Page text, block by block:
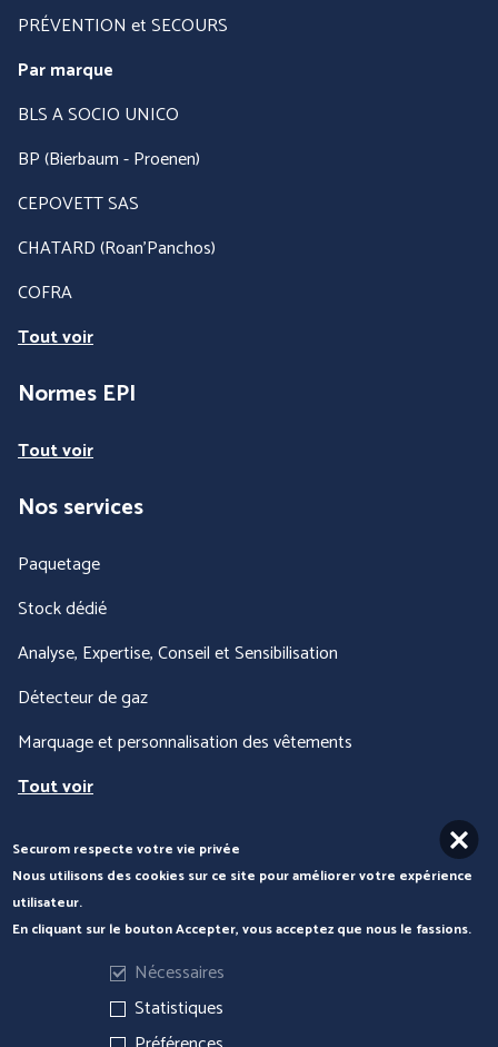
PRÉVENTION et SECOURS
Par marque
BLS A SOCIO UNICO
BP (Bierbaum - Proenen)
CEPOVETT SAS
CHATARD (Roan'Panchos)
COFRA
Tout voir
Normes EPI
Tout voir
Nos services
Paquetage
Stock dédié
Analyse, Expertise, Conseil et Sensibilisation
Détecteur de gaz
Marquage et personnalisation des vêtements
Tout voir
Nous contacter
Securom respecte votre vie privée
Nous utilisons des cookies sur ce site pour améliorer votre expérience
utilisateur.
En cliquant sur le bouton Accepter, vous acceptez que nous le fassions.
Nécessaires
Statistiques